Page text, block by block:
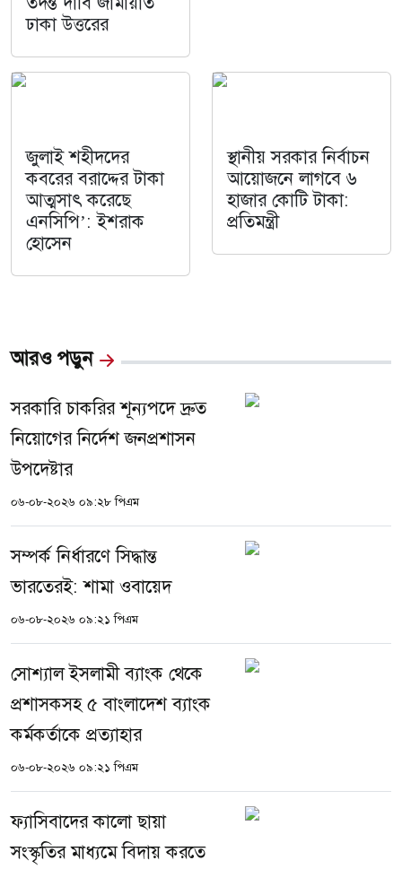
ঢাকা উত্তরের
জুলাই শহীদদের
কবরের বরাদ্দের টাকা
আত্মসাৎ করেছে
এনসিপি’: ইশরাক
হোসেন
স্থানীয় সরকার নির্বাচন
আয়োজনে লাগবে ৬
হাজার কোটি টাকা:
প্রতিমন্ত্রী
আরও পড়ুন
সরকারি চাকরির শূন্যপদে দ্রুত
নিয়োগের নির্দেশ জনপ্রশাসন
উপদেষ্টার
০৬-০৮-২০২৬ ০৯:২৮ পিএম
সম্পর্ক নির্ধারণে সিদ্ধান্ত
ভারতেরই: শামা ওবায়েদ
০৬-০৮-২০২৬ ০৯:২১ পিএম
সোশ্যাল ইসলামী ব্যাংক থেকে
প্রশাসকসহ ৫ বাংলাদেশ ব্যাংক
কর্মকর্তাকে প্রত্যাহার
০৬-০৮-২০২৬ ০৯:২১ পিএম
ফ্যাসিবাদের কালো ছায়া
সংস্কৃতির মাধ্যমে বিদায় করতে